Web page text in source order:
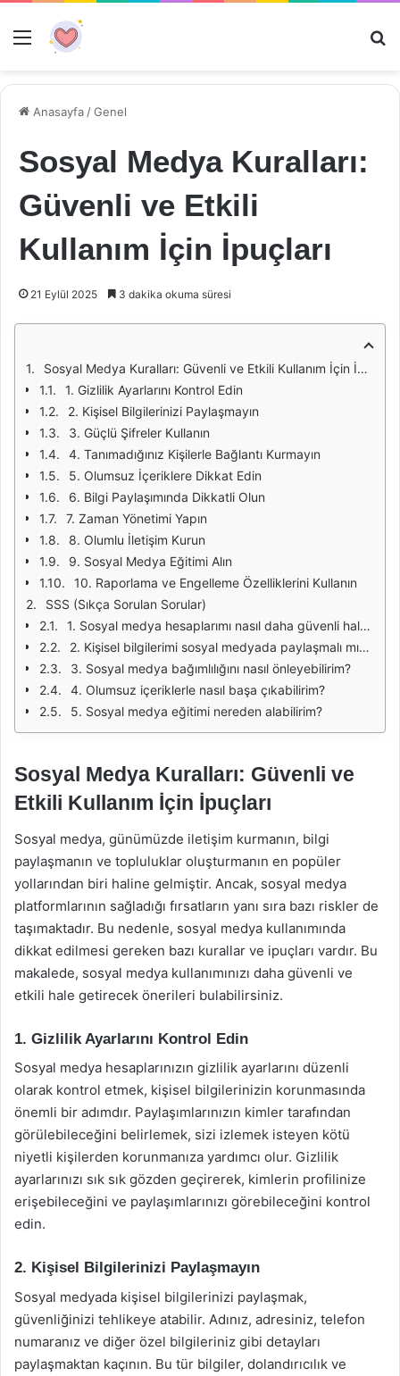
Menü
Anasayfa /Genel
Sosyal Medya Kuralları:
Güvenli ve Etkili
Kullanım İçin İpuçları
21 Eylül 2025 3 dakika okuma süresi
Sosyal Medya Kuralları: Güvenli ve Etkili Kullanım İçin İpuçları
1. Gizlilik Ayarlarını Kontrol Edin
2. Kişisel Bilgilerinizi Paylaşmayın
3. Güçlü Şifreler Kullanın
4. Tanımadığınız Kişilerle Bağlantı Kurmayın
5. Olumsuz İçeriklere Dikkat Edin
6. Bilgi Paylaşımında Dikkatli Olun
7. Zaman Yönetimi Yapın
8. Olumlu İletişim Kurun
9. Sosyal Medya Eğitimi Alın
10. Raporlama ve Engelleme Özelliklerini Kullanın
SSS (Sıkça Sorulan Sorular)
1. Sosyal medya hesaplarımı nasıl daha güvenli hale getirebilirim?
2. Kişisel bilgilerimi sosyal medyada paylaşmalı mıyım?
3. Sosyal medya bağımlılığını nasıl önleyebilirim?
4. Olumsuz içeriklerle nasıl başa çıkabilirim?
5. Sosyal medya eğitimi nereden alabilirim?
Sosyal Medya Kuralları: Güvenli ve
Etkili Kullanım İçin İpuçları
Sosyal medya, günümüzde iletişim kurmanın, bilgi
paylaşmanın ve topluluklar oluşturmanın en popüler
yollarından biri haline gelmiştir. Ancak, sosyal medya
platformlarının sağladığı fırsatların yanı sıra bazı riskler de
taşımaktadır. Bu nedenle, sosyal medya kullanımında
dikkat edilmesi gereken bazı kurallar ve ipuçları vardır. Bu
makalede, sosyal medya kullanımınızı daha güvenli ve
etkili hale getirecek önerileri bulabilirsiniz.
1. Gizlilik Ayarlarını Kontrol Edin
Sosyal medya hesaplarınızın gizlilik ayarlarını düzenli
olarak kontrol etmek, kişisel bilgilerinizin korunmasında
önemli bir adımdır. Paylaşımlarınızın kimler tarafından
görülebileceğini belirlemek, sizi izlemek isteyen kötü
niyetli kişilerden korunmanıza yardımcı olur. Gizlilik
ayarlarınızı sık sık gözden geçirerek, kimlerin profilinize
erişebileceğini ve paylaşımlarınızı görebileceğini kontrol
edin.
2. Kişisel Bilgilerinizi Paylaşmayın
Sosyal medyada kişisel bilgilerinizi paylaşmak,
güvenliğinizi tehlikeye atabilir. Adınız, adresiniz, telefon
numaranız ve diğer özel bilgileriniz gibi detayları
paylaşmaktan kaçının. Bu tür bilgiler, dolandırıcılık ve